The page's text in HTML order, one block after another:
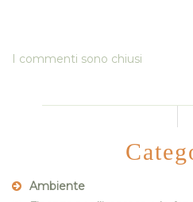
I commenti sono chiusi
Ambiente